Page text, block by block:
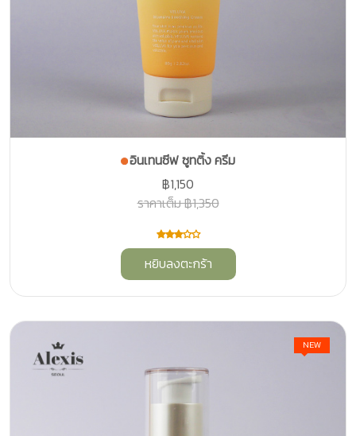
อินเทนซีฟ ซูทติ้ง ครีม
฿1,150
ราคาเต็ม ฿1,350
หยิบลงตะกร้า
NEW